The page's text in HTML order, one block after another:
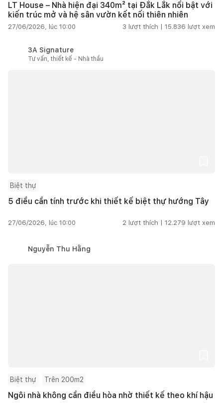
LT House – Nhà hiện đại 340m² tại Đắk Lắk nổi bật với
kiến trúc mở và hệ sân vườn kết nối thiên nhiên
27/06/2026, lúc 10:00 3 lượt thích | 15.836 lượt xem
3A Signature
Tư vấn, thiết kế - Nhà thầu
Biệt thự
5 điều cần tính trước khi thiết kế biệt thự hướng Tây
27/06/2026, lúc 10:00 2 lượt thích | 12.279 lượt xem
Nguyễn Thu Hằng
Biệt thự Trên 200m2
Ngôi nhà không cần điều hòa nhờ thiết kế theo khí hậu